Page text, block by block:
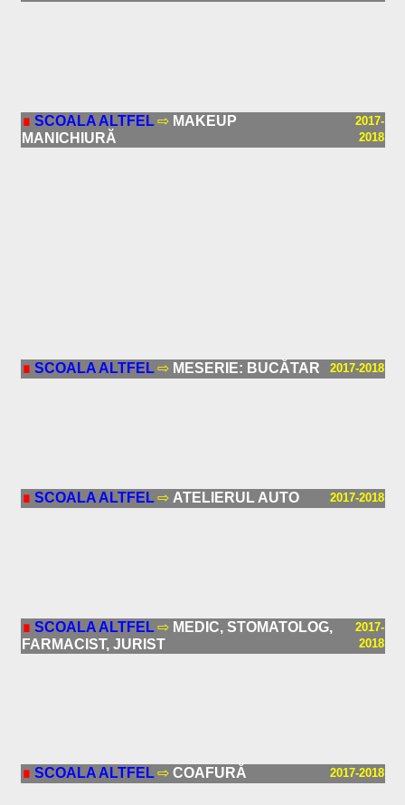
∎ SCOALA ALTFEL ⇨ MAKEUP
MANICHIURĂ
2017-
2018
∎ SCOALA ALTFEL ⇨ MESERIE: BUCĂTAR 2017-2018
∎ SCOALA ALTFEL ⇨ ATELIERUL AUTO 2017-2018
∎ SCOALA ALTFEL ⇨ MEDIC, STOMATOLOG,
FARMACIST, JURIST
2017-
2018
∎ SCOALA ALTFEL ⇨ COAFURĂ 2017-2018